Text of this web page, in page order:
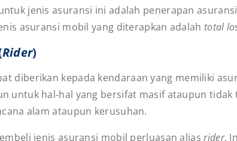
jenis asuransi ini adalah penerapan asuransi
asuransi mobil yang diterapkan adalah total
Rider)
diberikan kepada kendaraan yang memiliki
untuk hal-hal yang bersifat masif ataupun
alam ataupun kerusuhan.
jenis asuransi mobil perluasan aliasrider.